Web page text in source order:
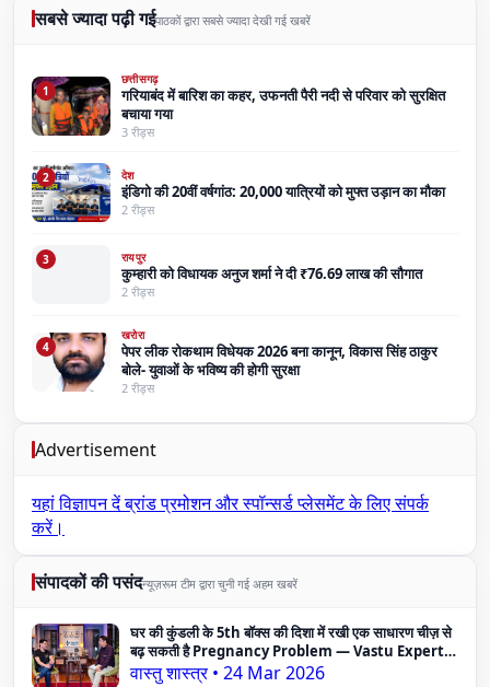
सबसे ज्यादा पढ़ी गईपाठकों द्वारा सबसे ज्यादा देखी गई खबरें
1
छत्तीसगढ़
गरियाबंद में बारिश का कहर, उफनती पैरी नदी से परिवार को सुरक्षित
बचाया गया
3 रीड्स
2 देश
इंडिगो की 20वीं वर्षगांठ: 20,000 यात्रियों को मुफ्त उड़ान का मौका
2 रीड्स
3 रायपुर
कुम्हारी को विधायक अनुज शर्मा ने दी ₹76.69 लाख की सौगात
2 रीड्स
4
खरोरा
पेपर लीक रोकथाम विधेयक 2026 बना कानून, विकास सिंह ठाकुर
बोले- युवाओं के भविष्य की होगी सुरक्षा
2 रीड्स
Advertisement
यहां विज्ञापन देंब्रांड प्रमोशन और स्पॉन्सर्ड प्लेसमेंट के लिए संपर्क
करें।
संपादकों की पसंदन्यूज़रूम टीम द्वारा चुनी गई अहम खबरें
घर की कुंडली के 5th बॉक्स की दिशा में रखी एक साधारण चीज़ से
बढ़ सकती है Pregnancy Problem — Vastu Expert
का दावा
वास्तु शास्त्र • 24 Mar 2026